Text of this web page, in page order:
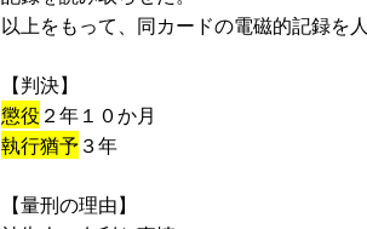
以上をもって、同カードの電磁的記録を
【判決】
懲役 ２年１０か月
執行猶予３年
【量刑の理由】